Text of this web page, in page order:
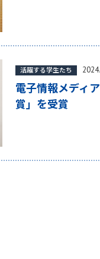
電子情報メディ
賞」を受賞
活躍する学生たち